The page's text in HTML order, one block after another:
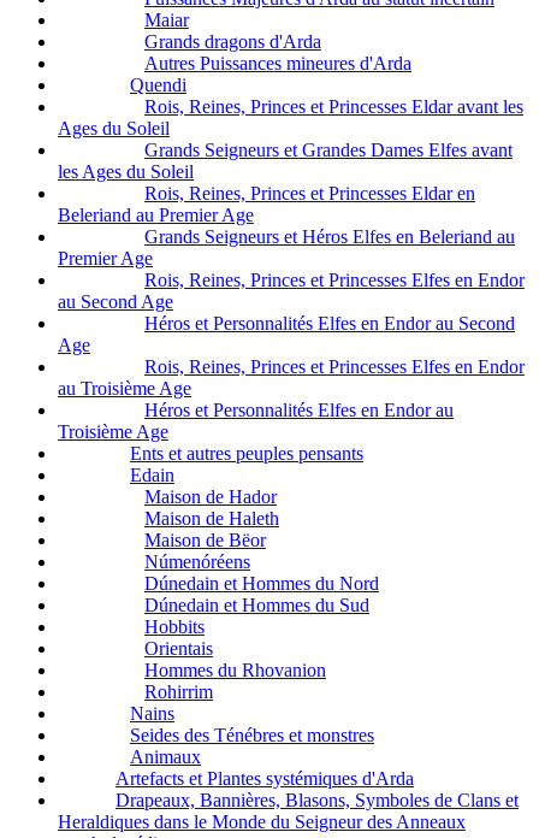
Maiar
Grands dragons d'Arda
Autres Puissances mineures d'Arda
Quendi
Rois, Reines, Princes et Princesses Eldar avant les
Ages du Soleil
Grands Seigneurs et Grandes Dames Elfes avant
les Ages du Soleil
Rois, Reines, Princes et Princesses Eldar en
Beleriand au Premier Age
Grands Seigneurs et Héros Elfes en Beleriand au
Premier Age
Rois, Reines, Princes et Princesses Elfes en Endor
au Second Age
Héros et Personnalités Elfes en Endor au Second
Age
Rois, Reines, Princes et Princesses Elfes en Endor
au Troisième Age
Héros et Personnalités Elfes en Endor au
Troisième Age
Ents et autres peuples pensants
Edain
Maison de Hador
Maison de Haleth
Maison de Bëor
Númenóréens
Dúnedain et Hommes du Nord
Dúnedain et Hommes du Sud
Hobbits
Orientais
Hommes du Rhovanion
Rohirrim
Nains
Seides des Ténébres et monstres
Animaux
Artefacts et Plantes systémiques d'Arda
Drapeaux, Bannières, Blasons, Symboles de Clans et
Heraldiques dans le Monde du Seigneur des Anneaux